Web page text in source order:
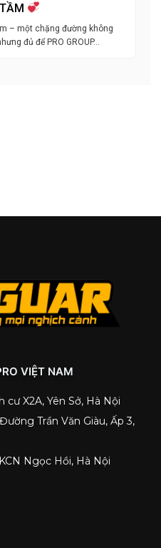
– một chặng đường không
đủ để PRO GROUP…
VIỆT NAM
cư X2A, Yên Sở, Hà Nội
Trần Văn Giàu, Ấp 3,
Ngọc Hồi, Hà Nội